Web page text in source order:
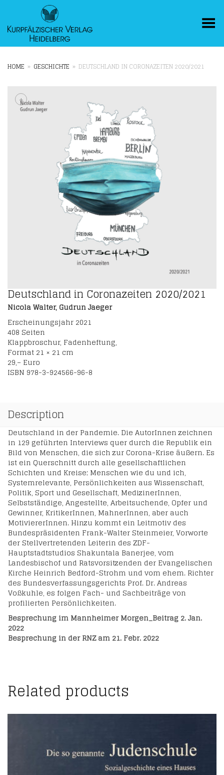
Toggle Menu
HOME » GESCHICHTE » DEUTSCHLAND IN CORONAZEITEN 2020/2021
+
Deutschland in Coronazeiten 2020/2021
Nicola Walter, Gudrun Jaeger
Erscheinungsjahr 2021
408 Seiten
Klappbroschur, Fadenheftung,
Format 21 × 21 cm
29,– Euro
ISBN 978-3-924566-96-8
Description
Deutschland in der Pandemie. Die AutorInnen zeichnen
in 129 geführten Interviews quer durch die Republik ein
Bild von Menschen, die sich zur Corona-Krise äußern. Es
ist ein Querschnitt durch alle gesellschaftlichen
Schichten und Kreise; Menschen wie du und ich,
Systemrelevante, Persönlichkeiten aus Wissenschaft,
Politik, Sport und Gesellschaft, MedizinerInnen,
Selbstständige, Angestellte, Arbeitsuchende, Opfer und
Gewinner, KritikerInnen, MahnerInnen, aber auch
MotiviererInnen. Hinzu kommt ein Leitmotiv des
Bundespräsidenten Frank-Walter Steinmeier, Vorworte
der Stellvertretenden Leiterin des ZDF-
Hauptstadtstudios Shakuntala Banerjee, vom
Landesbischof und Ratsvorsitzenden der Evangelischen
Kirche Heinrich Bedford-Strohm und vom ehem. Richter
des Bundesverfassungsgerichts Prof. Dr. Andreas
Voßkuhle, es folgen Fach- und Sachbeiträge von
profilierten Persönlichkeiten.
Besprechung im Mannheimer Morgen_Beitrag 2. Jan.
2022
Besprechung in der RNZ am 21. Febr. 2022
Related products